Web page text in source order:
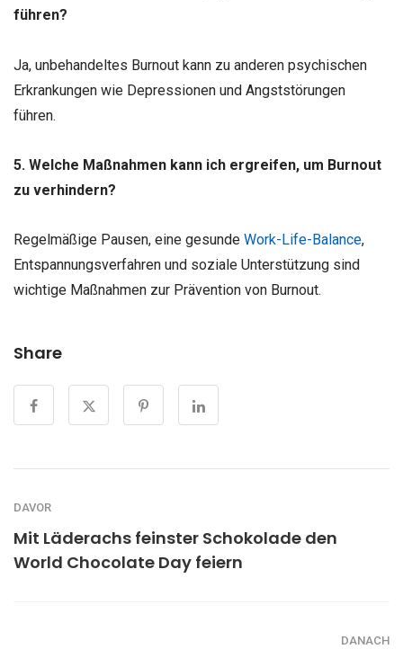
führen?
Ja, unbehandeltes Burnout kann zu anderen psychischen
Erkrankungen wie Depressionen und Angststörungen
führen.
5. Welche Maßnahmen kann ich ergreifen, um Burnout
zu verhindern?
Regelmäßige Pausen, eine gesunde Work-Life-Balance,
Entspannungsverfahren und soziale Unterstützung sind
wichtige Maßnahmen zur Prävention von Burnout.
Share
DAVOR
Mit Läderachs feinster Schokolade den
World Chocolate Day feiern
DANACH